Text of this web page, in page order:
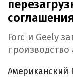
Ford и Geely
Американский